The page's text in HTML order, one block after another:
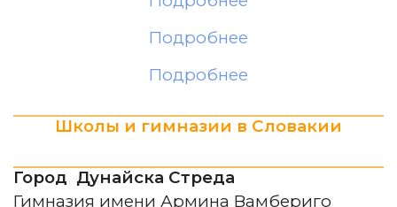
Подробнее
Подробнее
Школы и гимназии в Словакии
Город Дунайска Стреда
Гимназия имени Армина Вамбериго